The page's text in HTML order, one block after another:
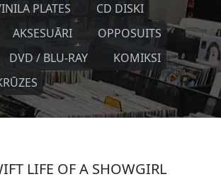
PLATES
CD DISKI
AKSESUĀRI
OPPOSUITS
DVD / BLU-RAY
KOMIKSI
LIFE OF A SHOWGIRL